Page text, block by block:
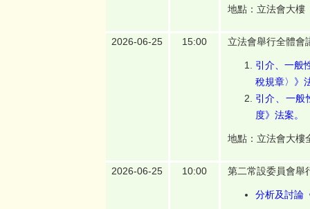
地點：立法會大樓
2026-06-25 15:00 立法會舉行全體會
引介、一般
稅規章〉》
引介、一般
度》法案。
地點：立法會大樓
2026-06-25 10:00 第二常設委員會舉
分析及討論